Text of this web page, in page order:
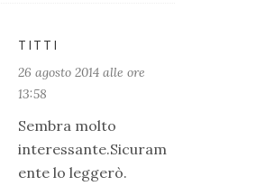
TITTI
26 agosto 2014 alle ore
13:58
Sembra molto
interessante.Sicuram
ente lo leggerò.